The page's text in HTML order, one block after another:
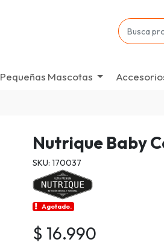
Pequeñas Mascotas
Nutrique Baby
SKU: 170037
Agotado.
$ 16.990